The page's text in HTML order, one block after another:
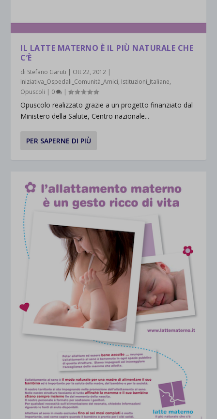
IL LATTE MATERNO È IL PIÙ NATURALE CHE
C’È
di Stefano Garuti | Ott 22, 2012 |
Iniziativa_Ospedali_Comunità_Amici, Istituzioni_Italiane,
Opuscoli | 0 |
Opuscolo realizzato grazie a un progetto finanziato dal
Ministero della Salute, Centro nazionale...
PER SAPERNE DI PIÙ